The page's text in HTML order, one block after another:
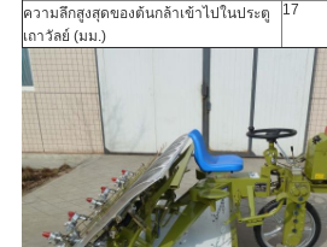
ความลึกสูงสุดของต้นกล้าเข้าไปในประตู
เถาวัลย์ (มม.)
17